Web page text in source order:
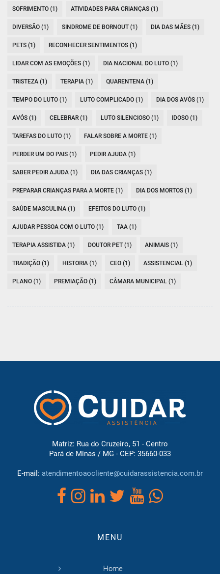
SOFRIMENTO (1) ATIVIDADES PARA CRIANÇAS (1)
DIVERSÃO (1) SINDROME DE BORNOUT (1) DIA DAS MÃES (1)
PETS (1) RECONHECER SENTIMENTOS (1)
LIDAR COM AS EMOÇÕES (1) DIA NACIONAL DO LUTO (1)
TRISTEZA (1) TERAPIA (1) QUARENTENA (1)
TEMPO DO LUTO (1) LUTO COMPLICADO (1) DIA DOS AVÓS (1)
AVÓS (1) CELEBRAR (1) LUTO SILENCIOSO (1) IDOSO (1)
TAREFAS DO LUTO (1) FALAR SOBRE A MORTE (1)
PERDER UM DO PAIS (1) PEDIR AJUDA (1)
SABER PEDIR AJUDA (1) DIA DAS CRIANÇAS (1)
PREPARAR CRIANÇAS PARA A MORTE (1) DIA DOS MORTOS (1)
SAÚDE MASCULINA (1) EFEITOS DO LUTO (1)
AJUDAR PESSOA COM O LUTO (1) TAA (1)
TERAPIA ASSISTIDA (1) DOUTOR PET (1) ANIMAIS (1)
TRADIÇÃO (1) HISTORIA (1) CEO (1) ASSISTENCIAL (1)
PLANO (1) PREMIAÇÃO (1) CÂMARA MUNICIPAL (1)
Matriz: Rua do Cruzeiro, 51 - Centro
Pará de Minas / MG - CEP: 35660-033
E-mail: atendimentoaocliente@cuidarassistencia.com.br
MENU
Home